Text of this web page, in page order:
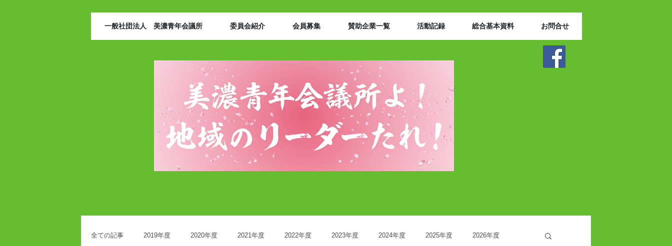
一般社団法人 美濃青年会議所 委員会紹介 会員募集 賛助企業一覧 活動記録 総合基本資料 お問合せ
全ての記事 2019年度 2020年度 2021年度 2022年度 2023年度 2024年度 2025年度 2026年度